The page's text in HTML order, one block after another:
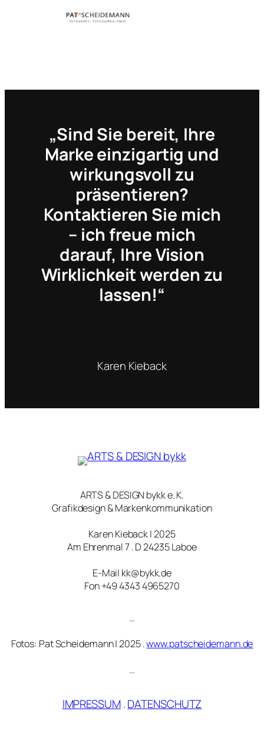
„Sind Sie bereit, Ihre
Marke einzigartig und
wirkungsvoll zu
präsentieren?
Kontaktieren Sie mich
– ich freue mich
darauf, Ihre Vision
Wirklichkeit werden zu
lassen!“
Karen Kieback
ARTS & DESIGN bykk e. K.
Grafikdesign & Markenkommunikation
Karen Kieback | 2025
Am Ehrenmal 7 . D 24235 Laboe
E-Mail kk@bykk.de
Fon +49 4343 4965270
…
Fotos: Pat Scheidemann | 2025 .www.patscheidemann.de
…
IMPRESSUM.DATENSCHUTZ